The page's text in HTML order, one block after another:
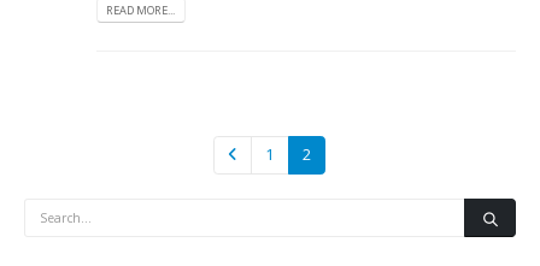
READ MORE...
1 2